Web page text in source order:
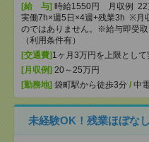
[給 与] 時給1550円 月収例 22
実働7h×週5日×4週+残業3h ※月
のではありません。※給与即受
（利用条件有）
[交通費] 1ヶ月3万円を上限として
[月収例] 20～25万円
[勤務地] 袋町駅から徒歩3分 / 中
未経験OK！残業ほぼな